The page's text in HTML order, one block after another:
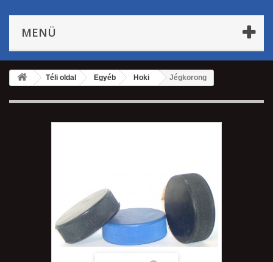
MENÜ
Téli oldal Egyéb Hoki Jégkorong